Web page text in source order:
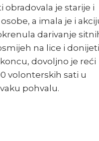
je starije i
a imala je i
darivanje
na lice i donijeti
dovoljno je reći
volonterskih sati u
pohvalu.